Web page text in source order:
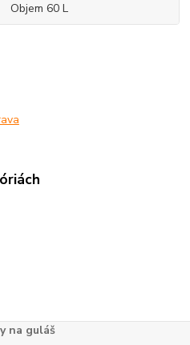
Objem 60 L
na guláš